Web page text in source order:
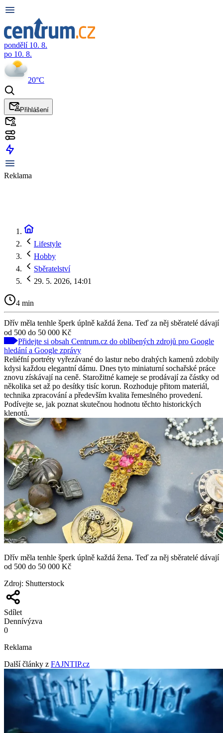
pondělí 10. 8.
po 10. 8.
20°C
Přihlášení
Reklama
Lifestyle
Hobby
Sběratelství
29. 5. 2026, 14:01
4 min
Dřív měla tenhle šperk úplně každá žena. Teď za něj sběratelé dávají
od 500 do 50 000 Kč
Přidejte si obsah Centrum.cz do oblíbených zdrojů pro Google
hledání a Google zprávy
Reliéfní portréty vyřezávané do lastur nebo drahých kamenů zdobily
kdysi každou elegantní dámu. Dnes tyto miniaturní sochařské práce
znovu získávají na ceně. Starožitné kameje se prodávají za částky od
několika set až po desítky tisíc korun. Rozhoduje přitom materiál,
technika zpracování a především kvalita řemeslného provedení.
Podívejte se, jak poznat skutečnou hodnotu těchto historických
klenotů.
Dřív měla tenhle šperk úplně každá žena. Teď za něj sběratelé dávají
od 500 do 50 000 Kč
Zdroj: Shutterstock
Sdílet
Dennívýzva
0
Reklama
Další články z FAJNTIP.cz